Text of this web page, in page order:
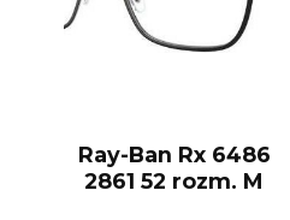
Ray-Ban Rx 6486
2861 52 rozm. M